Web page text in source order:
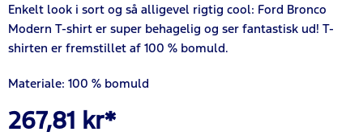
Enkelt look i sort og så alligevel rigtig cool: Ford Bronco
Modern T-shirt er super behagelig og ser fantastisk ud! T-
shirten er fremstillet af 100 % bomuld.
Materiale: 100 % bomuld
267,81 kr*